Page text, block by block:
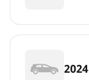
2024